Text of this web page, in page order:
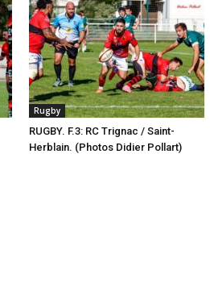
Rugby
RUGBY. F.3: RC Trignac / Saint-
Herblain. (Photos Didier Pollart)